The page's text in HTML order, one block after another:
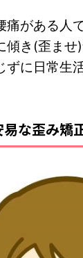
痛がある人
傾き(歪ませ
ずに日常生
易な歪み矯